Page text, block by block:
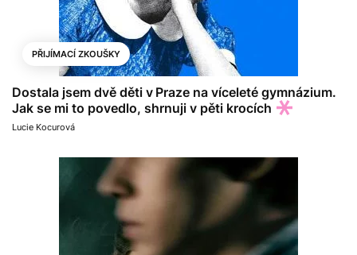
PŘIJÍMACÍ ZKOUŠKY
Dostala jsem dvě děti v Praze na víceleté gymnázium.
Jak se mi to povedlo, shrnuji v pěti krocích
Lucie Kocurová